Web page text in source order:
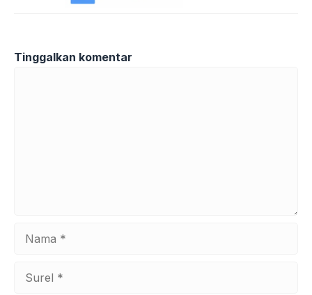
Tinggalkan komentar